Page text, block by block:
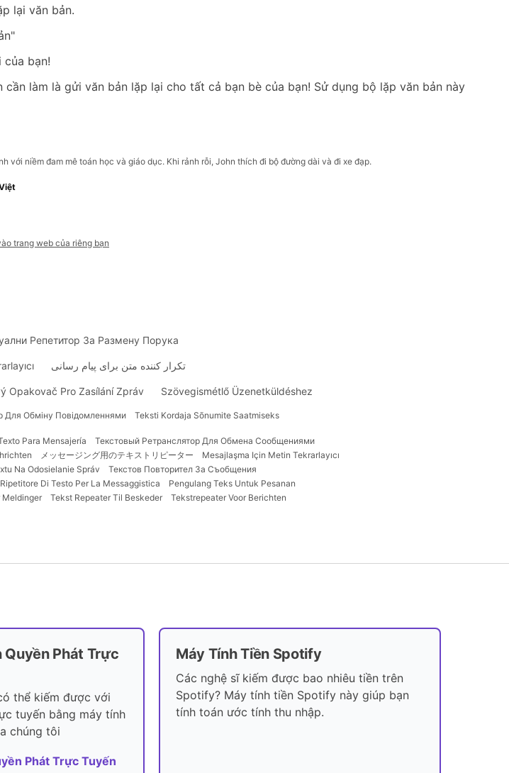
lại văn bản.
của bạn!
làm là gửi văn bản lặp lại cho tất cả bạn bè của bạn! Sử dụng bộ lặp văn bản này
với niềm đam mê toán học và giáo dục. Khi rảnh rỗi, John thích đi bộ đường dài và đi xe đạp.
trang web của riêng bạn
Репетитор За Размену Порука
تکرار کننده متن برای پیام رسانی
Opakovač Pro Zasílání Zpráv Szövegismétlő Üzenetküldéshez
Для Обміну Повідомленнями Teksti Kordaja Sõnumite Saatmiseks
Para Mensajería
Текстовый Ретранслятор Для Обмена Сообщениями
メッセージング用のテキストリピーター
Mesajlaşma Için Metin Tekrarlayıcı
Na Odosielanie Správ
Текстов Повторител За Съобщения
Ripetitore Di Testo Per La Messaggistica
Pengulang Teks Untuk Pesanan
Meldinger Tekst Repeater Til Beskeder
Tekstrepeater Voor Berichten
Quyền Phát Trực
thể kiếm được với
tuyến bằng máy tính
chúng tôi
Phát Trực Tuyến
Máy Tính Tiền Spotify
Các nghệ sĩ kiếm được bao nhiêu tiền trên
Spotify? Máy tính tiền Spotify này giúp bạn
tính toán ước tính thu nhập.